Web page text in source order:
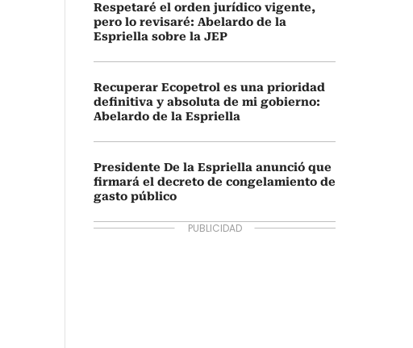
Respetaré el orden jurídico vigente,
pero lo revisaré: Abelardo de la
Espriella sobre la JEP
Recuperar Ecopetrol es una prioridad
definitiva y absoluta de mi gobierno:
Abelardo de la Espriella
Presidente De la Espriella anunció que
firmará el decreto de congelamiento de
gasto público